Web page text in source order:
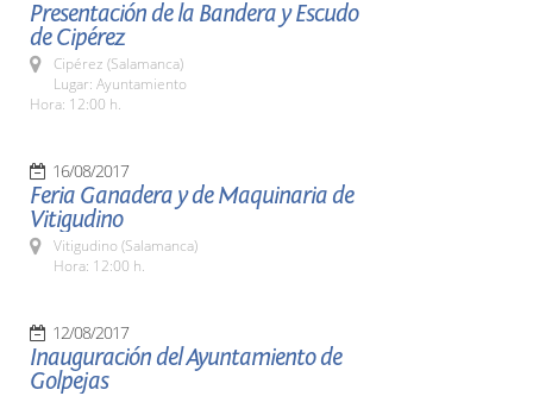
Presentación de la Bandera y Escudo
de Cipérez
Cipérez (Salamanca)
Lugar: Ayuntamiento
Hora: 12:00 h.
16/08/2017
Feria Ganadera y de Maquinaria de
Vitigudino
Vitigudino (Salamanca)
Hora: 12:00 h.
12/08/2017
Inauguración del Ayuntamiento de
Golpejas